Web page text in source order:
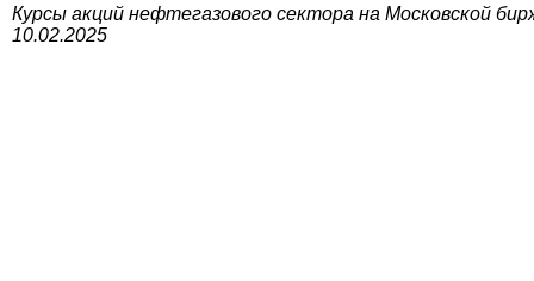
Курсы акций нефтегазового сектора на Московской
10.02.2025